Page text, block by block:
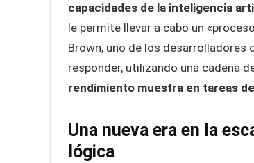
capacidades de la inteligencia
le permite llevar a cabo un
Brown, uno de los desarrolladores
responder, utilizando una cadena
rendimiento muestra en tareas
Una nueva era en la
lógica